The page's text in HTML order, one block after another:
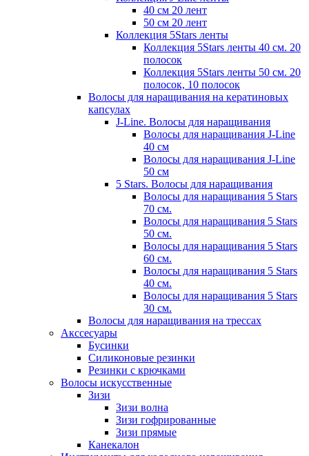
40 см 20 лент
50 см 20 лент
Коллекция 5Stars ленты
Коллекция 5Stars ленты 40 см. 20
полосок
Коллекция 5Stars ленты 50 см. 20
полосок, 10 полосок
Волосы для наращивания на кератиновых
капсулах
J-Line. Волосы для наращивания
Волосы для наращивания J-Line
40 см
Волосы для наращивания J-Line
50 см
5 Stars. Волосы для наращивания
Волосы для наращивания 5 Stars
70 см.
Волосы для наращивания 5 Stars
50 см.
Волосы для наращивания 5 Stars
60 см.
Волосы для наращивания 5 Stars
40 см.
Волосы для наращивания 5 Stars
30 см.
Волосы для наращивания на трессах
Акссесуары
Бусинки
Силиконовые резинки
Резинки с крючками
Волосы искусственные
Зизи
Зизи волна
Зизи гофрированные
Зизи прямые
Канекалон